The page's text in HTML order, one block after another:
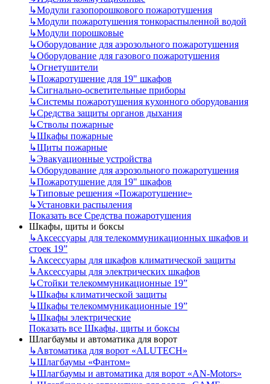
↳Модули газопорошкового пожаротушения
↳Модули пожаротушения тонкораспыленной водой
↳Модули порошковые
↳Оборудование для аэрозольного пожаротушения
↳Оборудование для газового пожаротушения
↳Огнетушители
↳Пожаротушение для 19" шкафов
↳Сигнально-осветительные приборы
↳Системы пожаротушения кухонного оборудования
↳Средства защиты органов дыхания
↳Стволы пожарные
↳Шкафы пожарные
↳Щиты пожарные
↳Эвакуационные устройства
↳Оборудование для аэрозольного пожаротушения
↳Пожаротушение для 19" шкафов
↳Типовые решения «Пожаротушение»
↳Установки распыления
Показать все Средства пожаротушения
Шкафы, щиты и боксы
↳Аксессуары для телекоммуникационных шкафов и
стоек 19”
↳Аксессуары для шкафов климатической защиты
↳Аксессуары для электрических шкафов
↳Стойки телекоммуникационные 19”
↳Шкафы климатической защиты
↳Шкафы телекоммуникационные 19”
↳Шкафы электрические
Показать все Шкафы, щиты и боксы
Шлагбаумы и автоматика для ворот
↳Автоматика для ворот «ALUTECH»
↳Шлагбаумы «Фантом»
↳Шлагбаумы и автоматика для ворот «AN-Motors»